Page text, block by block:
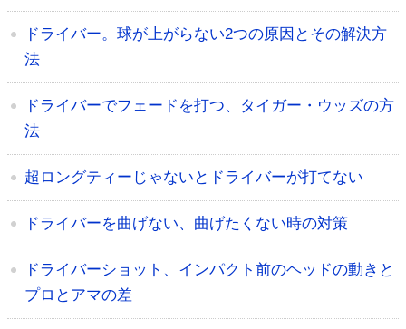
ドライバー。球が上がらない2つの原因とその解決方
法
ドライバーでフェードを打つ、タイガー・ウッズの方
法
超ロングティーじゃないとドライバーが打てない
ドライバーを曲げない、曲げたくない時の対策
ドライバーショット、インパクト前のヘッドの動きと
プロとアマの差